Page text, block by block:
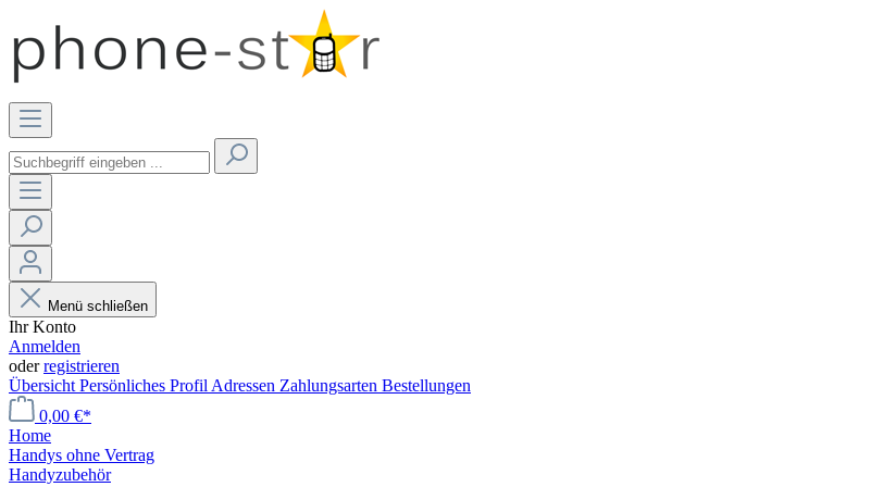
Menü schließen
Ihr Konto
Anmelden
oderregistrieren
Übersicht Persönliches Profil Adressen Zahlungsarten Bestellungen
0,00 €*
Home
Handys ohne Vertrag
Handyzubehör